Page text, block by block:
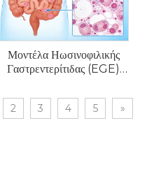
Μοντέλα Ηωσινοφιλικής
Γαστρεντερίτιδας (EGE)
2 3 4 5 »